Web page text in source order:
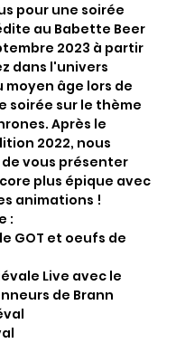
pour une soirée
au Babette Beer
2023 à partir
dans l'univers
moyen âge lors de
soirée sur le thème
Après le
2022, nous
vous présenter
plus épique avec
animations !
:
GOT et oeufs de
Live avec le
de Brann